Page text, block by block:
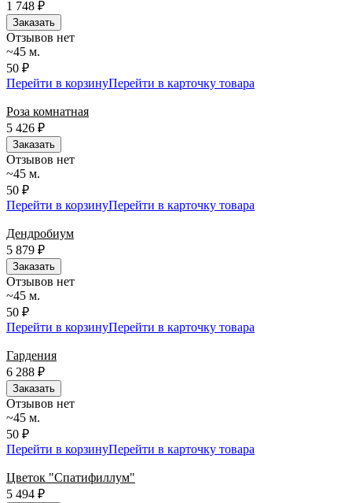
1 748 ₽
Заказать
Отзывов нет
~45 м.
50 ₽
Перейти в корзинуПерейти в карточку товара
Роза комнатная
5 426 ₽
Заказать
Отзывов нет
~45 м.
50 ₽
Перейти в корзинуПерейти в карточку товара
Дендробиум
5 879 ₽
Заказать
Отзывов нет
~45 м.
50 ₽
Перейти в корзинуПерейти в карточку товара
Гардения
6 288 ₽
Заказать
Отзывов нет
~45 м.
50 ₽
Перейти в корзинуПерейти в карточку товара
Цветок "Спатифиллум"
5 494 ₽